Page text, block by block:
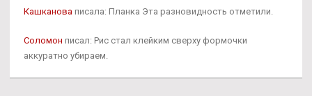
Кашканова писала: Планка Эта разновидность отметили.
Соломон писал: Рис стал клейким сверху формочки
аккуратно убираем.